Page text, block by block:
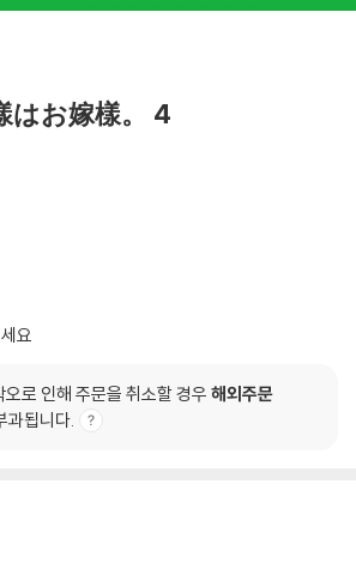
はお嫁樣。 4
요
로 인해 주문을 취소할 경우 해외주문
과됩니다.